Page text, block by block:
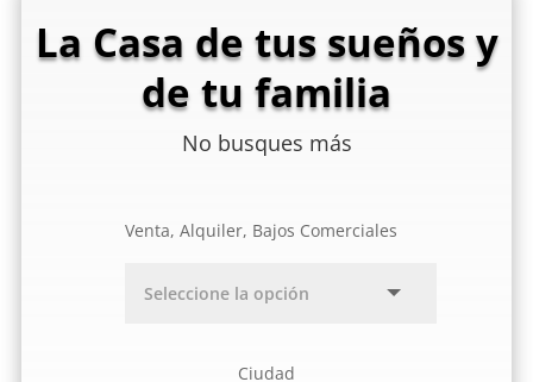
La Casa de tus sueños y
de tu familia
No busques más
Venta, Alquiler, Bajos Comerciales
Ciudad